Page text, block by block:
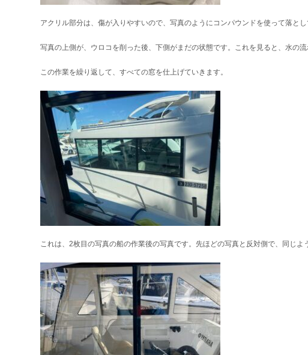
アクリル部分は、傷が入りやすいので、写真のようにコンパウンドを使って落とし
写真の上側が、ウロコを削った後、下側がまだの状態です。これを見ると、水の
この作業を繰り返して、すべての窓を仕上げていきます。
これは、2枚目の写真の船の作業後の写真です。先ほどの写真と反対側で、同じよ